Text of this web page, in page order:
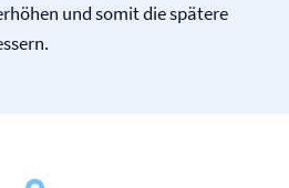
und somit die spätere